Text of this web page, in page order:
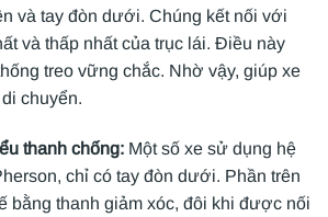
và tay đòn dưới. Chúng kết nối với
và thấp nhất của trục lái. Điều này
treo vững chắc. Nhờ vậy, giúp xe
chuyển.
thanh chống: Một số xe sử dụng hệ
chỉ có tay đòn dưới. Phần trên
bằng thanh giảm xóc, đôi khi được nối